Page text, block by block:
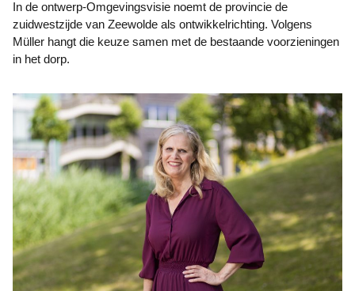
In de ontwerp-Omgevingsvisie noemt de provincie de
zuidwestzijde van Zeewolde als ontwikkelrichting. Volgens
Müller hangt die keuze samen met de bestaande voorzieningen
in het dorp.